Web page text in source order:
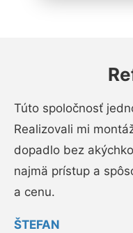
Túto spoločnosť
Realizovali mi
dopadlo bez
najmä prístup a
a cenu.
ŠTEFAN